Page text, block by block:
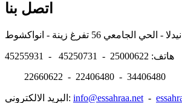
اتصل بنا
هاتف: 25000622 - 45250731 - 45255931
22660622 - 22406480 - 34406480
البريد الالكتروني: info@essahraa.net -